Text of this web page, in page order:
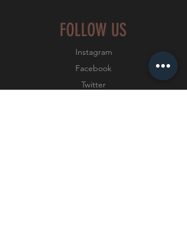
FOLLOW US
Instagram
Facebook
Twitter